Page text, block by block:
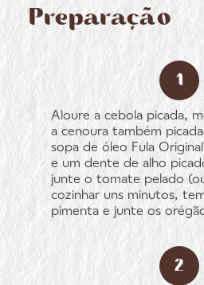
Preparação
Aloure a cebola picada,
a cenoura também
sopa de óleo Fula
e um dente de alho
junte o tomate pelado
cozinhar uns minutos,
pimenta e junte os